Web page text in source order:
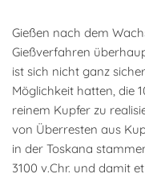
Gießen nach dem
Gießverfahren
ist sich nicht ganz
Möglichkeit hatten, die
reinem Kupfer zu
von Überresten aus
in der Toskana
3100 v.Chr. und damit